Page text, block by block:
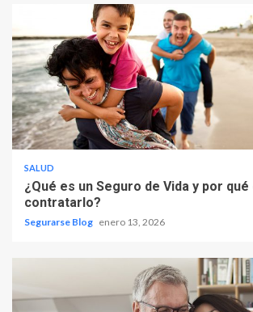
SALUD
¿Qué es un Seguro de Vida y por
contratarlo?
Segurarse Blog enero 13, 2026